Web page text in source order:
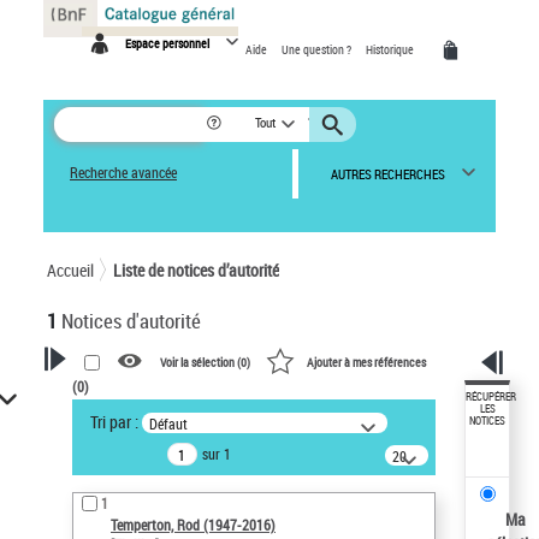
Espace personnel Aide Une question ? Historique
Tout
Recherche avancée AUTRES RECHERCHES
Accueil Liste de notices d’autorité
1 Notices d'autorité
VOTRE RECHERCHE
Recherche avancée dans les
notices d’autorité
Œuvres liées à l'auteur :
Temperton, Rod (1947-2016)
Voir la sélection (0) Ajouter à mes références
(0)
Tri par : Défaut
sur 1
20
résultats/page
1
Temperton, Rod (1947-2016)
RÉCUPÉRER
LES
NOTICES
Ma
Panneau de gestion des cookies